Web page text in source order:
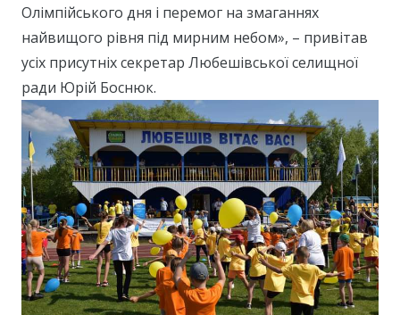
Олімпійського дня і перемог на змаганнях
найвищого рівня під мирним небом», – привітав
усіх присутніх секретар Любешівської селищної
ради Юрій Боснюк.